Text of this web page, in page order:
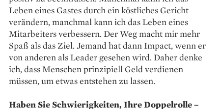
Leben eines Gastes durch ein köstliches Gericht
verändern, manchmal kann ich das Leben eines
Mitarbeiters verbessern. Der Weg macht mir mehr
Spaß als das Ziel. Jemand hat dann Impact, wenn er
von anderen als Leader gesehen wird. Daher denke
ich, dass Menschen prinzipiell Geld verdienen
müssen, um etwas entstehen zu lassen.
Haben Sie Schwierigkeiten, Ihre Doppelrolle –